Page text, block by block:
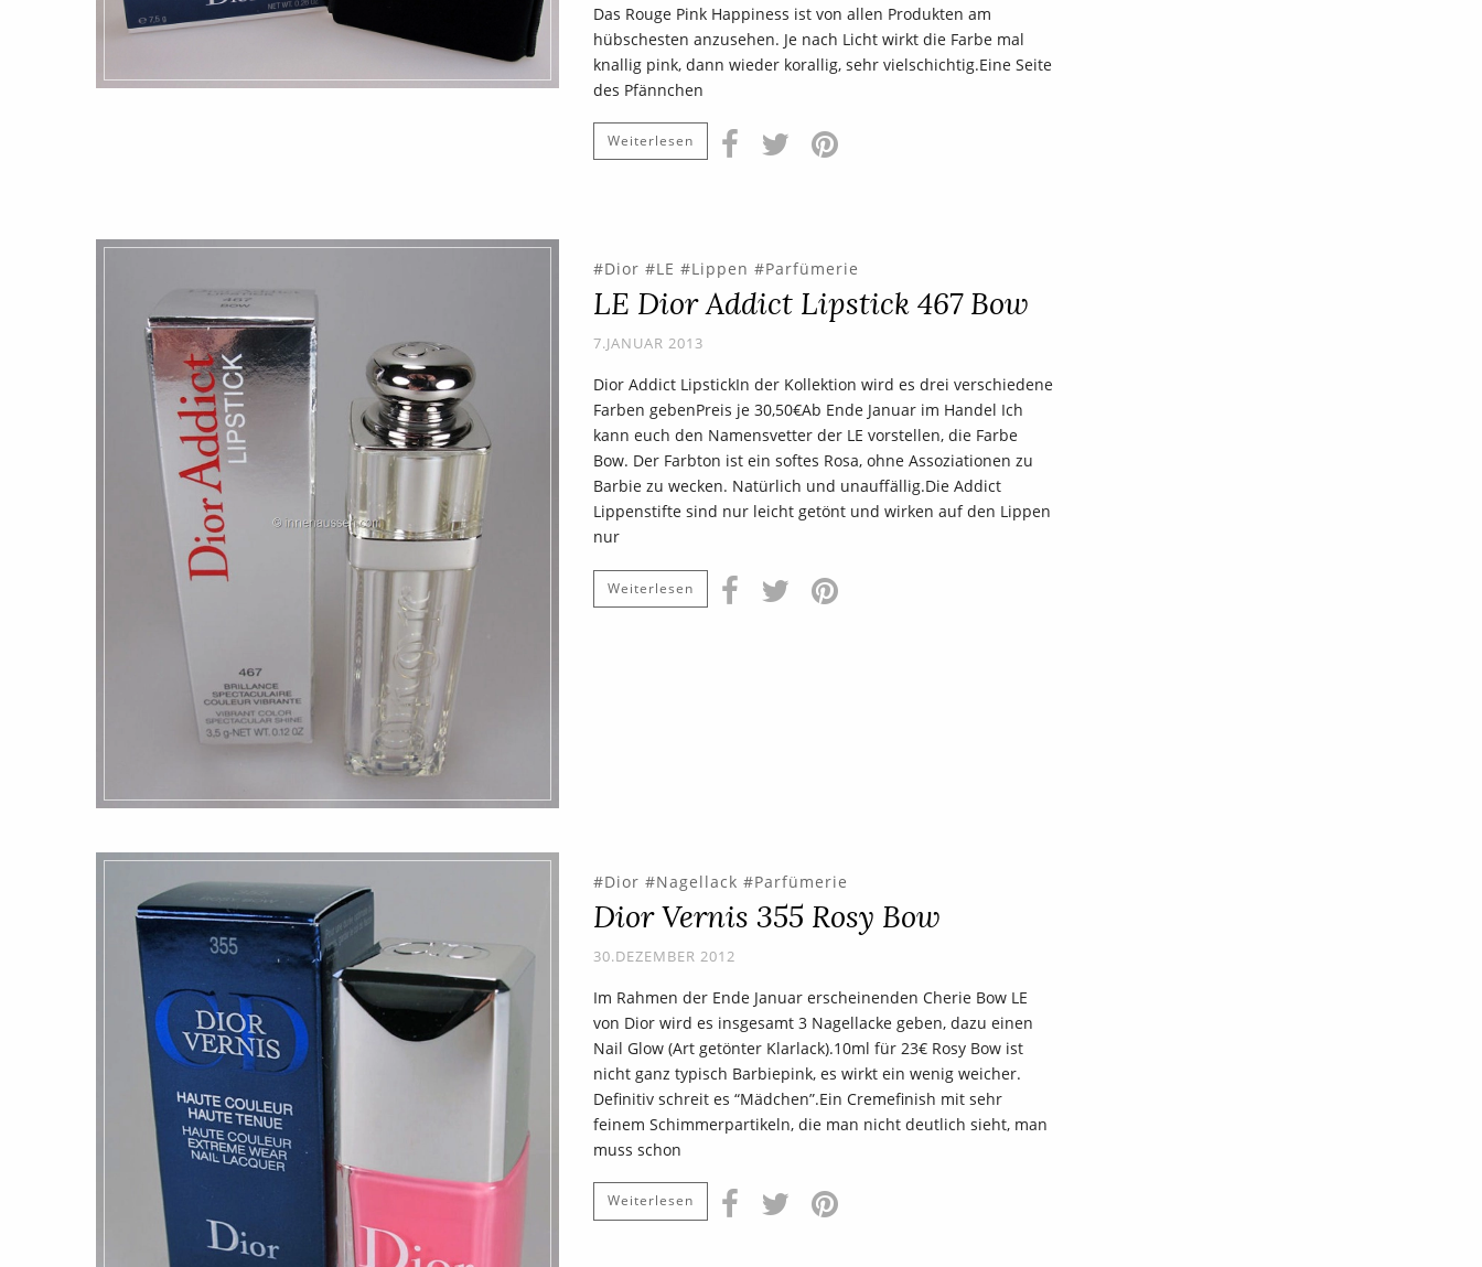
Das Rouge Pink Happiness ist von allen Produkten am
hübschesten anzusehen. Je nach Licht wirkt die Farbe mal
knallig pink, dann wieder korallig, sehr vielschichtig.Eine Seite
des Pfännchen
Weiterlesen
Dior LE Lippen Parfümerie
LE Dior Addict Lipstick 467 Bow
7.JANUAR 2013
Dior Addict LipstickIn der Kollektion wird es drei verschiedene
Farben gebenPreis je 30,50€Ab Ende Januar im Handel Ich
kann euch den Namensvetter der LE vorstellen, die Farbe
Bow. Der Farbton ist ein softes Rosa, ohne Assoziationen zu
Barbie zu wecken. Natürlich und unauffällig.Die Addict
Lippenstifte sind nur leicht getönt und wirken auf den Lippen
nur
Weiterlesen
Dior Nagellack Parfümerie
Dior Vernis 355 Rosy Bow
30.DEZEMBER 2012
Im Rahmen der Ende Januar erscheinenden Cherie Bow LE
von Dior wird es insgesamt 3 Nagellacke geben, dazu einen
Nail Glow (Art getönter Klarlack).10ml für 23€ Rosy Bow ist
nicht ganz typisch Barbiepink, es wirkt ein wenig weicher.
Definitiv schreit es “Mädchen”.Ein Cremefinish mit sehr
feinem Schimmerpartikeln, die man nicht deutlich sieht, man
muss schon
Weiterlesen